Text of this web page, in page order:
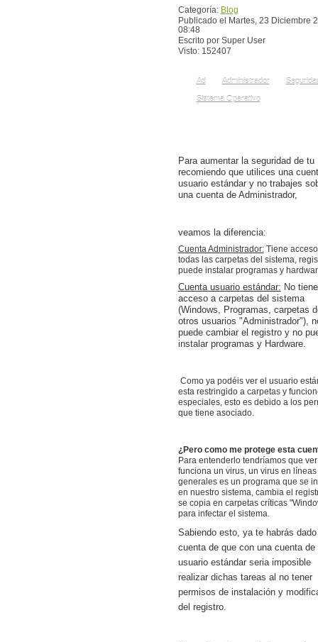
Categoría: Blog
Publicado el Martes, 23 Diciembre
08:48
Escrito por Super User
Visto: 152407
Ad Administrador
Sistema Operativo
Para aumentar la seguridad de tu
recomiendo que utilices una
usuario estándar y no trabajes
una cuenta de Administrador,
veamos la diferencia:
Cuenta Administrador:Tiene
todas las carpetas del sistema,
puede instalar programas y
Cuenta usuario estándar: No tiene
acceso a carpetas del sistema
(Windows, Programas, carpetas
otros usuarios "Administrador"),
puede cambiar el registro y no
instalar programas y Hardware.
Como ya podéis ver el usuario
esta restringido a carpetas y
especiales, esto es debido a los
que tiene asociado.
¿Pero como me protege esta
Para entenderlo tendríamos que
funciona un virus, un virus en líneas
generales es un programa que se
en nuestro sistema, cambia el
se copia en carpetas críticas
para infectar el sistema.
Sabiendo esto, ya te habrás dado
cuenta de que con una cuenta de
usuario estándar seria imposible
realizar dichas tareas al no tener
permisos de instalación y
del registro.